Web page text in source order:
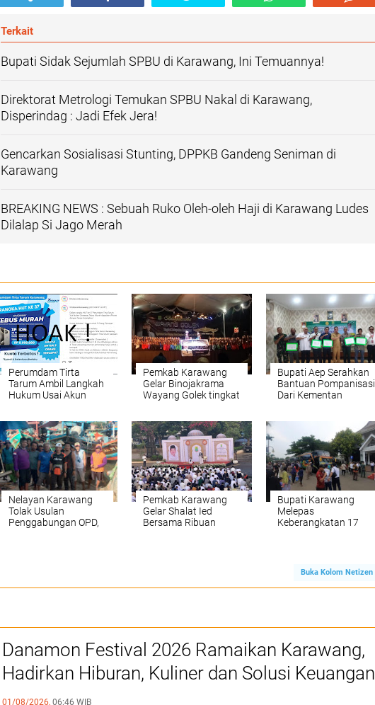
Terkait
Bupati Sidak Sejumlah SPBU di Karawang, Ini Temuannya!
Direktorat Metrologi Temukan SPBU Nakal di Karawang,
Disperindag : Jadi Efek Jera!
Gencarkan Sosialisasi Stunting, DPPKB Gandeng Seniman di
Karawang
BREAKING NEWS : Sebuah Ruko Oleh-oleh Haji di Karawang Ludes
Dilalap Si Jago Merah
Perumdam Tirta
Tarum Ambil Langkah
Hukum Usai Akun
Pemkab Karawang
Gelar Binojakrama
Wayang Golek tingkat
Bupati Aep Serahkan
Bantuan Pompanisasi
Dari Kementan
Nelayan Karawang
Tolak Usulan
Penggabungan OPD,
Pemkab Karawang
Gelar Shalat Ied
Bersama Ribuan
Bupati Karawang
Melepas
Keberangkatan 17
Buka Kolom Netizen
Danamon Festival 2026 Ramaikan Karawang,
Hadirkan Hiburan, Kuliner dan Solusi Keuangan
untuk Masyarakat
01/08/2026, 06:46 WIB